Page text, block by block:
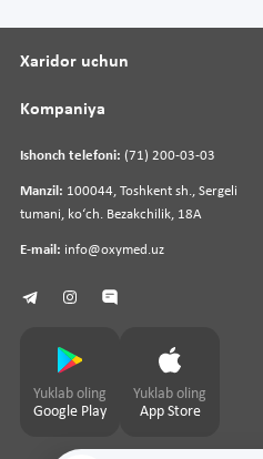
Ishonch telefoni: (71) 200-03-03
Manzil: 100044, Toshkent sh., Sergeli
tumani, koʻch. Bezakchilik, 18A
E-mail: info@oxymed.uz
Xaridor uchun
Kompaniya
Yuklab oling
Google Play
Yuklab oling
App Store